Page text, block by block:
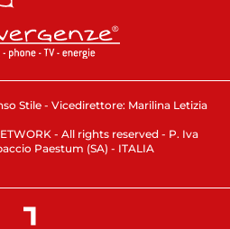
Stile - Vicedirettore: Marilina Letizia
- All rights reserved - P. Iva
Paestum (SA) - ITALIA